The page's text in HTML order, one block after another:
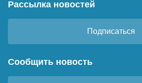
Рассылка новостей
Подписаться
Сообщить новость